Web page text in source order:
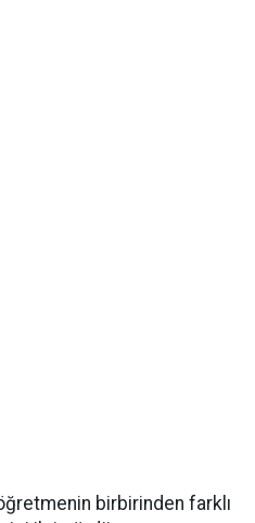
birbirinden farklı